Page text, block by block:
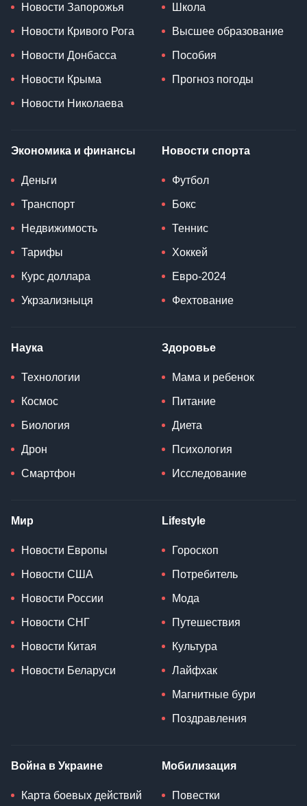
Новости Запорожья
Новости Кривого Рога
Новости Донбасса
Новости Крыма
Новости Николаева
Школа
Высшее образование
Пособия
Прогноз погоды
Экономика и финансы
Деньги
Транспорт
Недвижимость
Тарифы
Курс доллара
Укрзализныця
Новости спорта
Футбол
Бокс
Теннис
Хоккей
Евро-2024
Фехтование
Наука
Технологии
Космос
Биология
Дрон
Смартфон
Здоровье
Мама и ребенок
Питание
Диета
Психология
Исследование
Мир
Новости Европы
Новости США
Новости России
Новости СНГ
Новости Китая
Новости Беларуси
Lifestyle
Гороскоп
Потребитель
Мода
Путешествия
Культура
Лайфхак
Магнитные бури
Поздравления
Война в Украине
Карта боевых действий
Мобилизация
Повестки